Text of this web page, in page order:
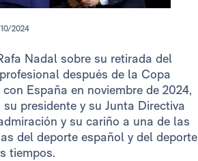
2024
Nadal sobre su retirada del
después de la Copa
España en noviembre de 2024,
su presidente y su Junta Directiva
y su cariño a una de las
del deporte español y del deporte
tiempos.